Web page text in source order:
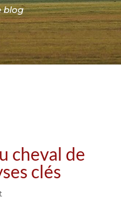
blog
cheval de
clés